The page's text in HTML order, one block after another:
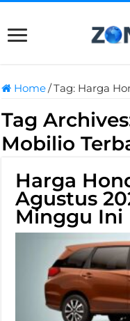
Home/Tag: Harga
Tag
Mobilio
Harga
Agustus
Minggu Ini